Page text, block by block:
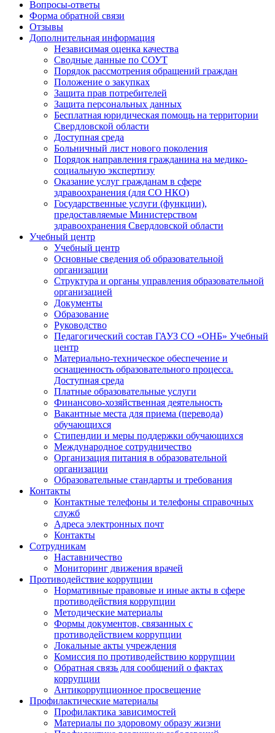
Вопросы-ответы
Форма обратной связи
Отзывы
Дополнительная информация
Независимая оценка качества
Сводные данные по СОУТ
Порядок рассмотрения обращений граждан
Положение о закупках
Защита прав потребителей
Защита персональных данных
Бесплатная юридическая помощь на территории
Свердловской области
Доступная среда
Больничный лист нового поколения
Порядок направления гражданина на медико-
социальную экспертизу
Оказание услуг гражданам в сфере
здравоохранения (для СО НКО)
Государственные услуги (функции),
предоставляемые Министерством
здравоохранения Свердловской области
Учебный центр
Учебный центр
Основные сведения об образовательной
организации
Структура и органы управления образовательной
организацией
Документы
Образование
Руководство
Педагогический состав ГАУЗ СО «ОНБ» Учебный
центр
Материально-техническое обеспечение и
оснащенность образовательного процесса.
Доступная среда
Платные образовательные услуги
Финансово-хозяйственная деятельность
Вакантные места для приема (перевода)
обучающихся
Стипендии и меры поддержки обучающихся
Международное сотрудничество
Организация питания в образовательной
организации
Образовательные стандарты и требования
Контакты
Контактные телефоны и телефоны справочных
служб
Адреса электронных почт
Контакты
Сотрудникам
Наставничество
Мониторинг движения врачей
Противодействие коррупции
Нормативные правовые и иные акты в сфере
противодействия коррупции
Методические материалы
Формы документов, связанных с
противодействием коррупции
Локальные акты учреждения
Комиссия по противодействию коррупции
Обратная связь для сообщений о фактах
коррупции
Антикоррупционное просвещение
Профилактические материалы
Профилактика зависимостей
Материалы по здоровому образу жизни